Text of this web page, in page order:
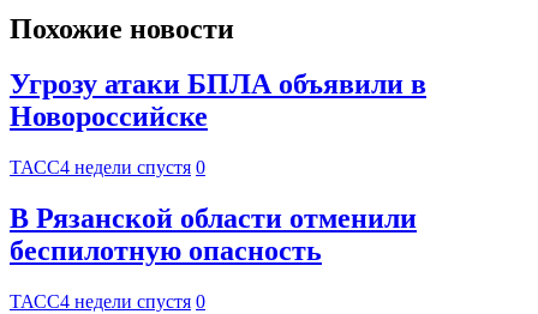
Похожие новости
Угрозу атаки БПЛА объявили в
Новороссийске
ТАСС4 недели спустя 0
В Рязанской области отменили
беспилотную опасность
ТАСС4 недели спустя 0